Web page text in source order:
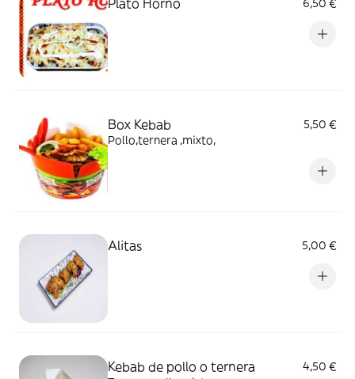
Box Kebab
5,50 €
Pollo,ternera ,mixto,
Alitas 5,00 €
Kebab de pollo o ternera
4,50 €